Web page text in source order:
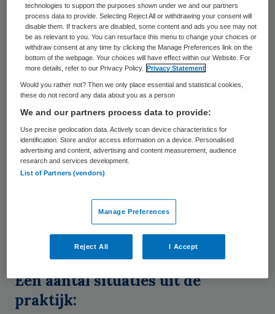
ruimten en het energieverbruik van lampen,
liften e.d. Wanneer zorginstellingen
woningen verhuren rekenen zij ook deze
vorm van servicekosten naast de
zorgdiensten die verleend worden.
De afgelopen jaren hebben wij
geconstateerd dat het een bron van
verwarring is. Het onderdeel servicekosten
is een veelbesproken post geweest met
liggen voor een doorbelasting, anderzijds
wordt er te veel in rekening gebracht of
wordt er in het geheel niet afgerekend.
Een aantal situaties uit de
praktijk:
technologies to support the purposes shown under we and our partners
process data to provide. Selecting Reject All or withdrawing your consent will
disable them. If trackers are disabled, some content and ads you see may not
be as relevant to you. You can resurface this menu to change your choices or
withdraw consent at any time by clicking the Manage Preferences link on the
bottom of the webpage. Your choices will have effect within our Website. For
more details, refer to our Privacy Policy.
Privacy Statement
Would you rather not? Then we only place essential and statistical cookies,
these do not record any data about you as a person
We and our partners process data to provide:
Use precise geolocation data. Actively scan device characteristics for
identification. Store and/or access information on a device. Personalised
advertising and content, advertising and content measurement, audience
research and services development.
List of Partners (vendors)
Manage Preferences
Reject All I Accept